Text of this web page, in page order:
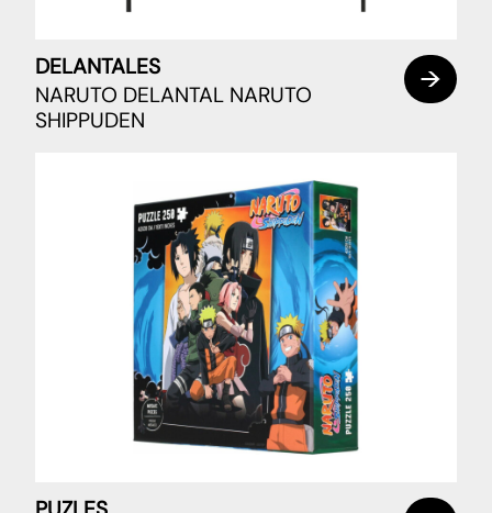
DELANTALES
NARUTO DELANTAL NARUTO
SHIPPUDEN